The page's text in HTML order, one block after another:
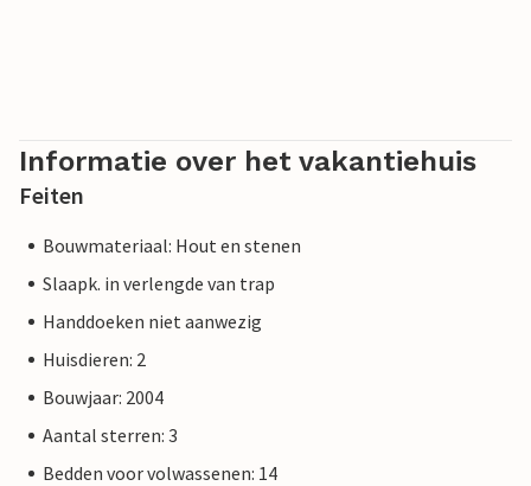
Informatie over het vakantiehuis
Feiten
Bouwmateriaal: Hout en stenen
Slaapk. in verlengde van trap
Handdoeken niet aanwezig
Huisdieren: 2
Bouwjaar: 2004
Aantal sterren: 3
Bedden voor volwassenen: 14